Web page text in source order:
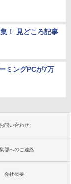
！ 見どころ記事
ミングPCが7万
お問い合わせ
部へのご連絡
会社概要